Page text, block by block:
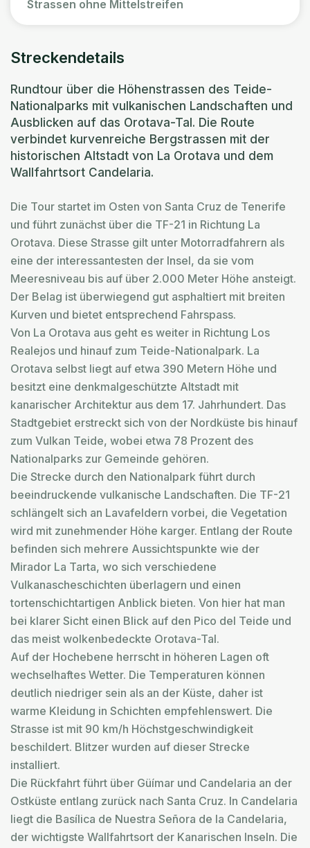
Strassen ohne Mittelstreifen
Streckendetails
Rundtour über die Höhenstrassen des Teide-
Nationalparks mit vulkanischen Landschaften und
Ausblicken auf das Orotava-Tal. Die Route
verbindet kurvenreiche Bergstrassen mit der
historischen Altstadt von La Orotava und dem
Wallfahrtsort Candelaria.
Die Tour startet im Osten von Santa Cruz de Tenerife
und führt zunächst über die TF-21 in Richtung La
Orotava. Diese Strasse gilt unter Motorradfahrern als
eine der interessantesten der Insel, da sie vom
Meeresniveau bis auf über 2.000 Meter Höhe ansteigt.
Der Belag ist überwiegend gut asphaltiert mit breiten
Kurven und bietet entsprechend Fahrspass.
Von La Orotava aus geht es weiter in Richtung Los
Realejos und hinauf zum Teide-Nationalpark. La
Orotava selbst liegt auf etwa 390 Metern Höhe und
besitzt eine denkmalgeschützte Altstadt mit
kanarischer Architektur aus dem 17. Jahrhundert. Das
Stadtgebiet erstreckt sich von der Nordküste bis hinauf
zum Vulkan Teide, wobei etwa 78 Prozent des
Nationalparks zur Gemeinde gehören.
Die Strecke durch den Nationalpark führt durch
beeindruckende vulkanische Landschaften. Die TF-21
schlängelt sich an Lavafeldern vorbei, die Vegetation
wird mit zunehmender Höhe karger. Entlang der Route
befinden sich mehrere Aussichtspunkte wie der
Mirador La Tarta, wo sich verschiedene
Vulkanascheschichten überlagern und einen
tortenschichtartigen Anblick bieten. Von hier hat man
bei klarer Sicht einen Blick auf den Pico del Teide und
das meist wolkenbedeckte Orotava-Tal.
Auf der Hochebene herrscht in höheren Lagen oft
wechselhaftes Wetter. Die Temperaturen können
deutlich niedriger sein als an der Küste, daher ist
warme Kleidung in Schichten empfehlenswert. Die
Strasse ist mit 90 km/h Höchstgeschwindigkeit
beschildert. Blitzer wurden auf dieser Strecke
installiert.
Die Rückfahrt führt über Güímar und Candelaria an der
Ostküste entlang zurück nach Santa Cruz. In Candelaria
liegt die Basílica de Nuestra Señora de la Candelaria,
der wichtigste Wallfahrtsort der Kanarischen Inseln. Die